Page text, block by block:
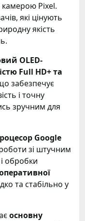
Pixel.
які цінують
якість
OLED-
Full HD+ та
забезпечує
і точну
зручним для
Google
зі штучним
обробки
та стабільно у
основну